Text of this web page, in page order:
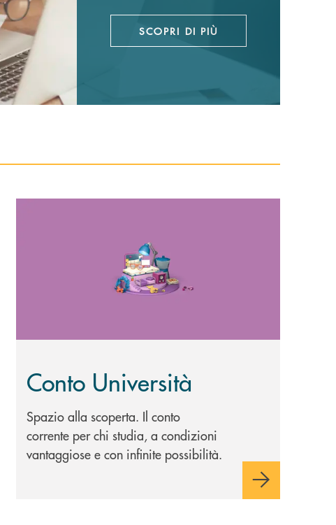
SCOPRI DI PIÙ
Conto Università
Spazio alla scoperta. Il conto
corrente per chi studia, a condizioni
vantaggiose e con infinite possibilità.